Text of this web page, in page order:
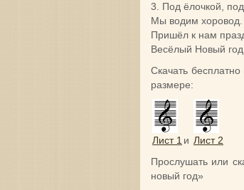
3. Под ёлочкой,
Мы водим хоровод.
Пришёл к нам
Весёлый Новый
Скачать
размере:
Лист 1 и Лист 2
Прослушать или
новый год»